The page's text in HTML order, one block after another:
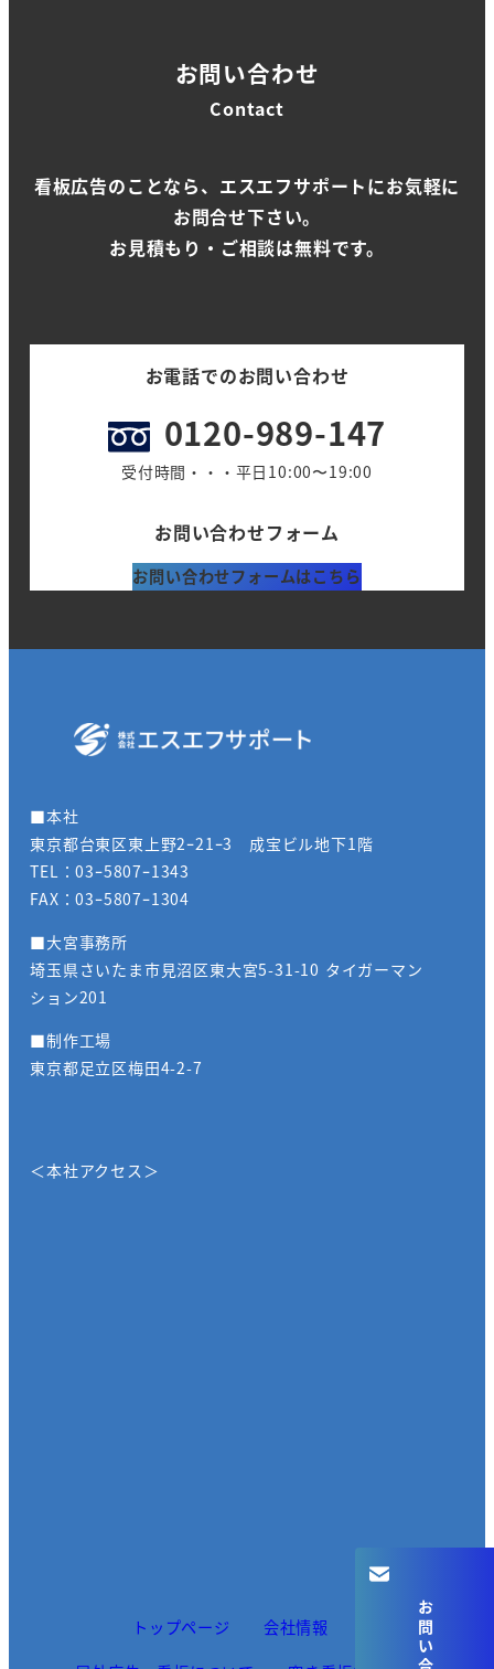
お問い合わせ
Contact
看板広告のことなら、エスエフサポートにお気軽に
お問合せ下さい。
お見積もり・ご相談は無料です。
お電話でのお問い合わせ
0120-989-147
受付時間・・・平日10:00〜19:00
お問い合わせフォーム
お問い合わせフォームはこちら
■本社
東京都台東区東上野2ｰ21ｰ3 成宝ビル地下1階
TEL：03ｰ5807ｰ1343
FAX：03ｰ5807ｰ1304
■大宮事務所
埼玉県さいたま市見沼区東大宮5-31-10 タイガーマン
ション201
■制作工場
東京都足立区梅田4-2-7
＜本社アクセス＞
トップページ 会社情報